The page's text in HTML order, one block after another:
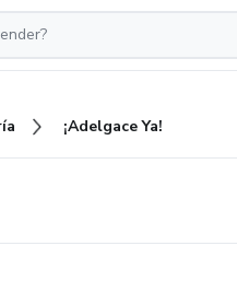
¡Adelgace Ya!